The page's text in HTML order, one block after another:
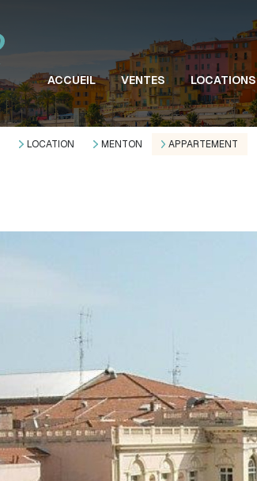
ACCUEIL VENTES LOCATIONS
LOCATION MENTON APPARTEMENT